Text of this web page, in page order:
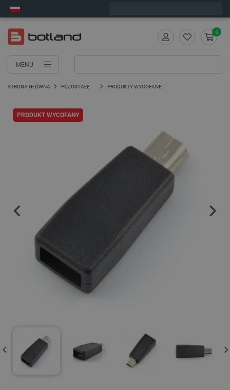
MENU
0
STRONA GŁÓWNA POZOSTAŁE PRODUKTY WYCOFANE
PRODUKT WYCOFANY